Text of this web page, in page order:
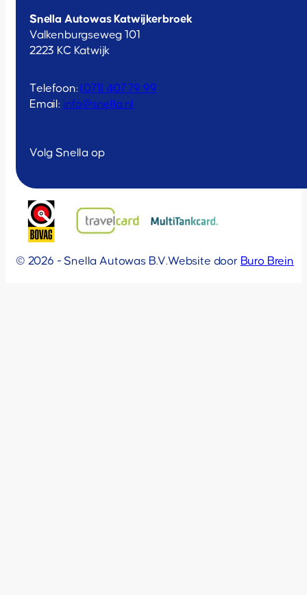
Snella Autowas Katwijkerbroek
Valkenburgseweg 101
2223 KC Katwijk
Telefoon:(071) 407 79 99
Email: info@snella.nl
Volg Snella op
© 2026 - Snella Autowas B.V.Website door Buro Brein